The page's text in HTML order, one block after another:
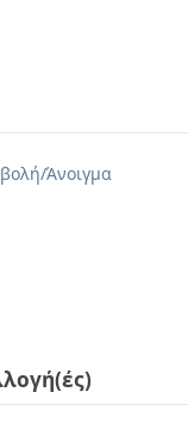
Άνοιγμα